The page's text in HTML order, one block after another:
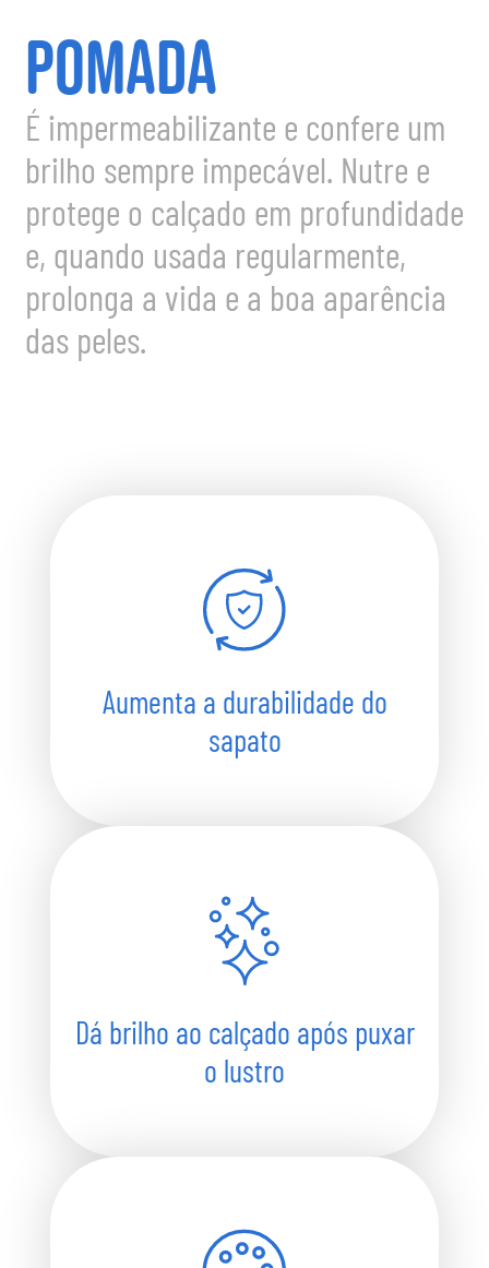
POMADA
É impermeabilizante e confere um
brilho sempre impecável. Nutre e
protege o calçado em profundidade
e, quando usada regularmente,
prolonga a vida e a boa aparência
das peles.
Aumenta a durabilidade do
sapato
Dá brilho ao calçado após puxar
o lustro